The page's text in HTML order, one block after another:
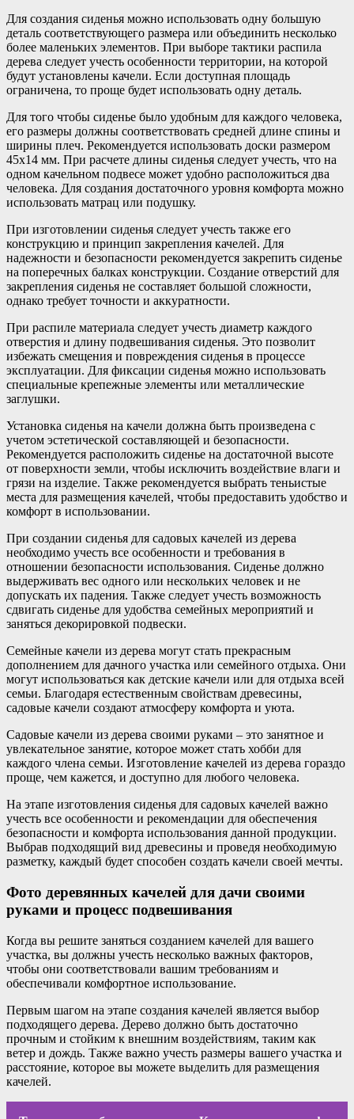
Для создания сиденья можно использовать одну большую
деталь соответствующего размера или объединить несколько
более маленьких элементов. При выборе тактики распила
дерева следует учесть особенности территории, на которой
будут установлены качели. Если доступная площадь
ограничена, то проще будет использовать одну деталь.
Для того чтобы сиденье было удобным для каждого человека,
его размеры должны соответствовать средней длине спины и
ширины плеч. Рекомендуется использовать доски размером
45х14 мм. При расчете длины сиденья следует учесть, что на
одном качельном подвесе может удобно расположиться два
человека. Для создания достаточного уровня комфорта можно
использовать матрац или подушку.
При изготовлении сиденья следует учесть также его
конструкцию и принцип закрепления качелей. Для
надежности и безопасности рекомендуется закрепить сиденье
на поперечных балках конструкции. Создание отверстий для
закрепления сиденья не составляет большой сложности,
однако требует точности и аккуратности.
При распиле материала следует учесть диаметр каждого
отверстия и длину подвешивания сиденья. Это позволит
избежать смещения и повреждения сиденья в процессе
эксплуатации. Для фиксации сиденья можно использовать
специальные крепежные элементы или металлические
заглушки.
Установка сиденья на качели должна быть произведена с
учетом эстетической составляющей и безопасности.
Рекомендуется расположить сиденье на достаточной высоте
от поверхности земли, чтобы исключить воздействие влаги и
грязи на изделие. Также рекомендуется выбрать теньистые
места для размещения качелей, чтобы предоставить удобство и
комфорт в использовании.
При создании сиденья для садовых качелей из дерева
необходимо учесть все особенности и требования в
отношении безопасности использования. Сиденье должно
выдерживать вес одного или нескольких человек и не
допускать их падения. Также следует учесть возможность
сдвигать сиденье для удобства семейных мероприятий и
заняться декорировкой подвески.
Семейные качели из дерева могут стать прекрасным
дополнением для дачного участка или семейного отдыха. Они
могут использоваться как детские качели или для отдыха всей
семьи. Благодаря естественным свойствам древесины,
садовые качели создают атмосферу комфорта и уюта.
Садовые качели из дерева своими руками – это занятное и
увлекательное занятие, которое может стать хобби для
каждого члена семьи. Изготовление качелей из дерева гораздо
проще, чем кажется, и доступно для любого человека.
На этапе изготовления сиденья для садовых качелей важно
учесть все особенности и рекомендации для обеспечения
безопасности и комфорта использования данной продукции.
Выбрав подходящий вид древесины и проведя необходимую
разметку, каждый будет способен создать качели своей мечты.
Фото деревянных качелей для дачи своими
руками и процесс подвешивания
Когда вы решите заняться созданием качелей для вашего
участка, вы должны учесть несколько важных факторов,
чтобы они соответствовали вашим требованиям и
обеспечивали комфортное использование.
Первым шагом на этапе создания качелей является выбор
подходящего дерева. Дерево должно быть достаточно
прочным и стойким к внешним воздействиям, таким как
ветер и дождь. Также важно учесть размеры вашего участка и
расстояние, которое вы можете выделить для размещения
качелей.